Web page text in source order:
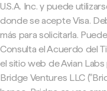
U.S.A. Inc. y puede
donde se acepte Visa.
más para solicitarla.
Consulta el Acuerdo del
el sitio web de Avian Labs
Bridge Ventures LLC